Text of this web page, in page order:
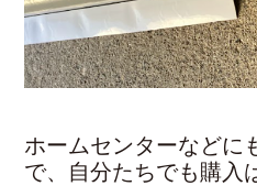
ホームセンターなどに
で、自分たちでも購入